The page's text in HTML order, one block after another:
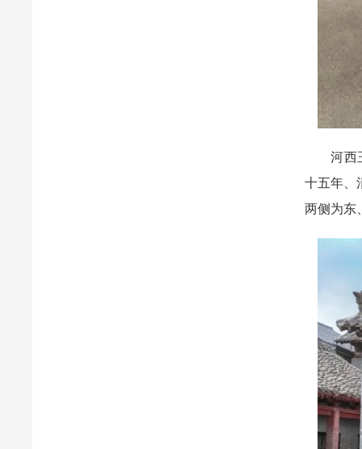
河西玉
十五年、
两侧为东